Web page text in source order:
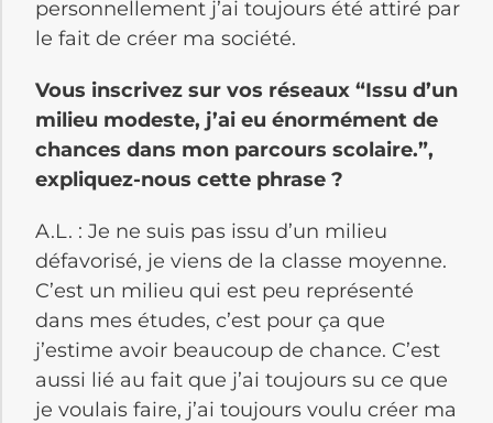
personnellement j’ai toujours été attiré par
le fait de créer ma société.
Vous inscrivez sur vos réseaux “Issu d’un
milieu modeste, j’ai eu énormément de
chances dans mon parcours scolaire.”,
expliquez-nous cette phrase ?
A.L. : Je ne suis pas issu d’un milieu
défavorisé, je viens de la classe moyenne.
C’est un milieu qui est peu représenté
dans mes études, c’est pour ça que
j’estime avoir beaucoup de chance. C’est
aussi lié au fait que j’ai toujours su ce que
je voulais faire, j’ai toujours voulu créer ma